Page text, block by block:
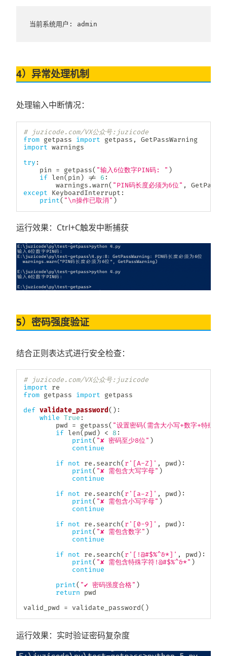
当前系统用户: admin
4）异常处理机制
处理输入中断情况：
# juzicode.com/VX公众号:juzicode
from getpass import getpass ,
import warnings
try :
    pin
= getpass( "输入6位数字PIN码: " )
if len( pin ) != 6 :
        warnings
.warn( "PIN码长度必须为6位" ,
except KeyboardInterrupt :
print( "\n操作已取消" )
运行效果：Ctrl+C触发中断捕获
5）密码强度验证
结合正则表达式进行安全检查：
# juzicode.com/VX公众号:juzicode
import
from getpass import getpass
def validate_password( ) :
while True :
        pwd
= getpass( "设置密码(需含大小写+数字+特殊
if len( pwd ) < 8 :
print( "✘ 密码至少8位" )
continue
if not re . search( r'[A-Z]' , pwd ) :
print( "✘ 需包含大写字母" )
continue
if not re . search( r'[a-z]' , pwd ) :
print( "✘ 需包含小写字母" )
continue
if not re . search( r'[0-9]' , pwd ) :
print( "✘ 需包含数字" )
continue
if not re . search( r'[!@#$%^&*]' , pwd ) :
print( "✘ 需包含特殊字符!@#$%^&*" )
continue
print( "✔ 密码强度合格" )
return pwd
valid_pwd = validate_password( )
运行效果：实时验证密码复杂度